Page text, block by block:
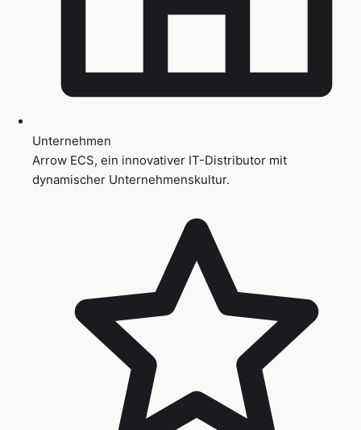
Unternehmen
Arrow ECS, ein innovativer IT-Distributor mit
dynamischer Unternehmenskultur.